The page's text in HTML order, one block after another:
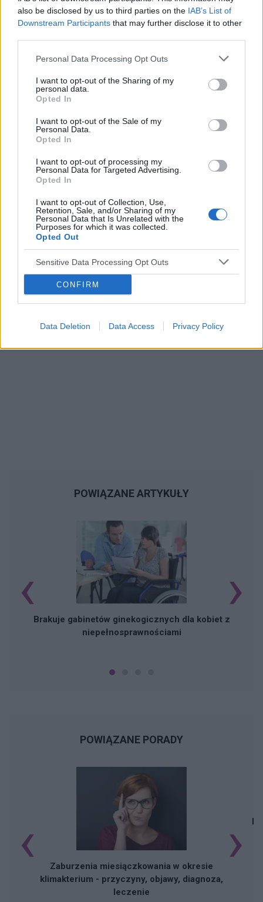
also be disclosed by us to third parties on the IAB’s List of
Downstream Participants that may further disclose it to other
Personal Data Processing Opt Outs
I want to opt-out of the Sharing of my
personal data.
Opted In
I want to opt-out of the Sale of my
Personal Data.
Opted In
I want to opt-out of processing my
Personal Data for Targeted Advertising.
Opted In
I want to opt-out of Collection, Use,
Retention, Sale, and/or Sharing of my
Personal Data that Is Unrelated with the
Purposes for which it was collected.
Opted Out
Sensitive Data Processing Opt Outs
CONFIRM
Data Deletion Data Access Privacy Policy
taki test?
gość
Macica
Witam od miesiąca wystaje mi coś z pochwy
myślę że to macica nie mogę utrzymać moczu
czy będzie konieczny zabieg
Forum:Ginekologia - forum dla rodziny i
Tematy nastolatki antykoncepcja
pierwszy stosunek dziewica miesiączka
Reklama:
POWIĄZANE ARTYKUŁY
Brakuje gabinetów ginekogicznych dla kobiet z
niepełnosprawnościami
‹ ›
POWIĄZANE PORADY
Zaburzenia miesiączkowania w okresie
klimakterium - przyczyny, objawy, diagnoza,
leczenie
‹ ›